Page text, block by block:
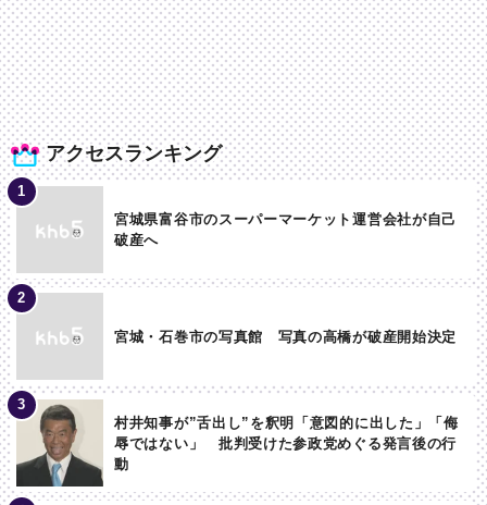
アクセスランキング
宮城県富谷市のスーパーマーケット運営会社が自己
破産へ
宮城・石巻市の写真館 写真の高橋が破産開始決定
村井知事が”舌出し”を釈明「意図的に出した」「侮
辱ではない」 批判受けた参政党めぐる発言後の行
動